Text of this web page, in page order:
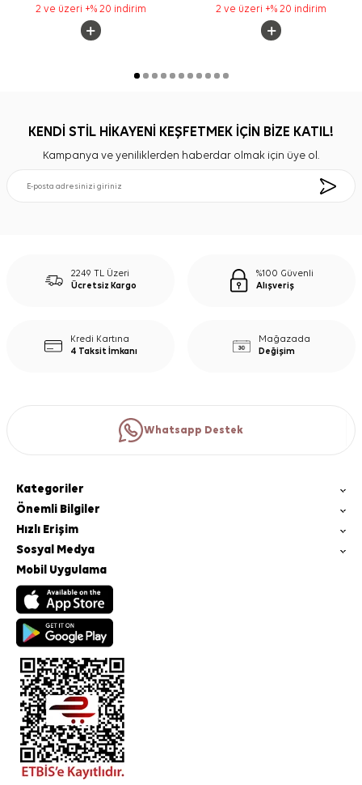
2 ve üzeri +% 20 indirim 2 ve üzeri +% 20 indirim
KENDİ STİL HİKAYENİ KEŞFETMEK İÇİN BİZE KATIL!
Kampanya ve yeniliklerden haberdar olmak için üye ol.
2249 TL Üzeri
Ücretsiz Kargo
%100 Güvenli
Alışveriş
Kredi Kartına
4 Taksit İmkanı
Mağazada
Değişim
Whatsapp Destek
Kategoriler
Önemli Bilgiler
Hızlı Erişim
Sosyal Medya
Mobil Uygulama